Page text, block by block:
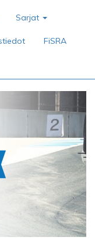
Sarjat
FiSRA